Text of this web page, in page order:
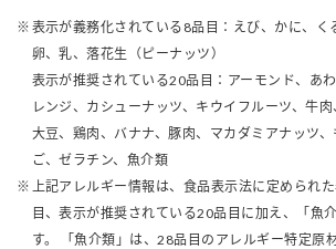
表示が義務化されている8品目：えび、かに、く
卵、乳、落花生（ピーナッツ）
表示が推奨されている20品目：アーモンド、あ
レンジ、カシューナッツ、キウイフルーツ、牛肉
大豆、鶏肉、バナナ、豚肉、マカダミアナッツ
ご、ゼラチン、魚介類
上記アレルギー情報は、食品表示法に定められ
目、表示が推奨されている20品目に加え、「魚
す。 「魚介類」は、28品目のアレルギー特定原